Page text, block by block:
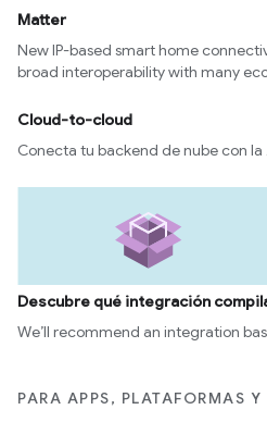
Matter
New IP-based smart home
broad interoperability with many
Cloud-to-cloud
Conecta tu backend de nube con la
Descubre qué integración
We’ll recommend an integration
PARA APPS, PLATAFORMAS